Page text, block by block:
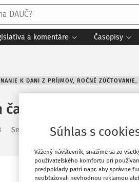
a komentáre Časopisy
K DANI Z PRÍJMOV, ROČNÉ ZÚČTOVANIE,
základu dane v
Seriál: Uplatňovanie nezdaniteľných
Súhlas s
Vážený návštevník, snažíme sa zo
používateľského komfortu pri
predpoklady patrí napr. aby správne
neobťažovali nevhodnou reklamou